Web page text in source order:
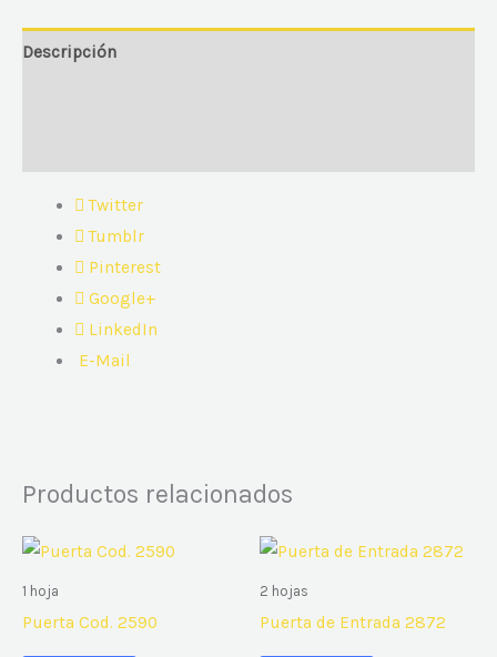
Descripción
Twitter
Tumblr
Pinterest
Google+
LinkedIn
E-Mail
Productos relacionados
1 hoja
Puerta Cod. 2590
2 hojas
Puerta de Entrada 2872